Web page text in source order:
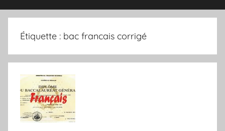
Étiquette : bac francais corrigé